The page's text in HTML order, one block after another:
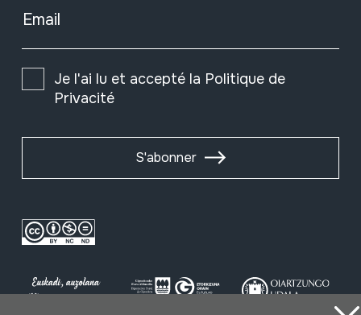
Email
Je l'ai lu et accepté la Politique de
Privacité
S'abonner